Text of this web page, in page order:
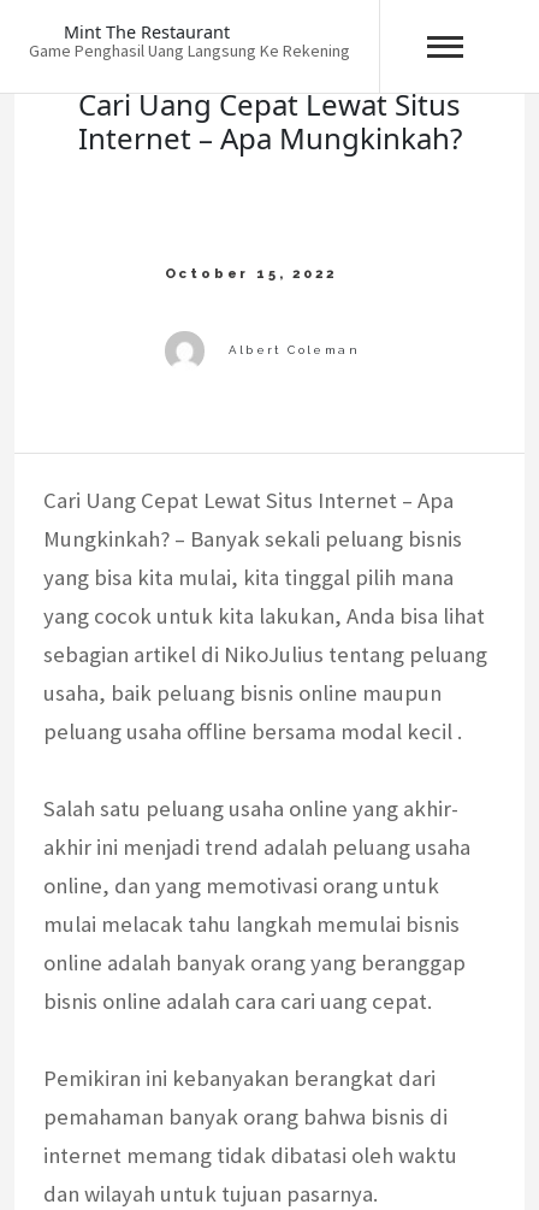
Mint The Restaurant
Game Penghasil Uang Langsung Ke Rekening
Cari Uang Cepat Lewat Situs
Internet – Apa Mungkinkah?
Cari Uang Cepat Lewat Situs Internet – Apa
Mungkinkah? – Banyak sekali peluang bisnis
yang bisa kita mulai, kita tinggal pilih mana
yang cocok untuk kita lakukan, Anda bisa lihat
sebagian artikel di NikoJulius tentang peluang
usaha, baik peluang bisnis online maupun
peluang usaha offline bersama modal kecil .
Salah satu peluang usaha online yang akhir-
akhir ini menjadi trend adalah peluang usaha
online, dan yang memotivasi orang untuk
mulai melacak tahu langkah memulai bisnis
online adalah banyak orang yang beranggap
bisnis online adalah cara cari uang cepat.
Pemikiran ini kebanyakan berangkat dari
pemahaman banyak orang bahwa bisnis di
internet memang tidak dibatasi oleh waktu
dan wilayah untuk tujuan pasarnya.